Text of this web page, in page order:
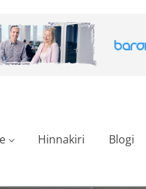
Hinnakiri Blogi